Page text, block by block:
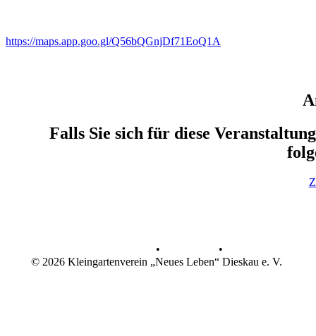
https://maps.app.goo.gl/Q56bQGnjDf71EoQ1A
Falls Sie sich für diese
•
•
© 2026 Kleingartenverein „Neues Leben“ Dieskau e. V.